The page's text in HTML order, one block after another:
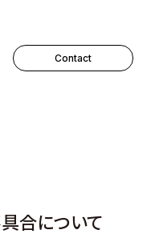
Contact
具合について